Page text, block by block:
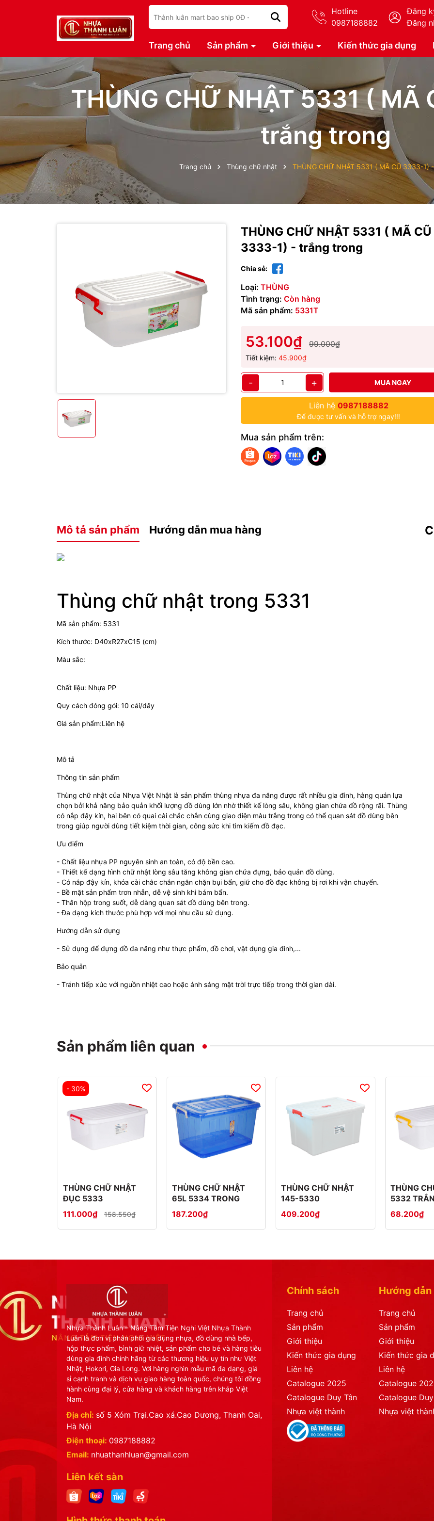
Hotline
0987188882
Đăng
Đăng
Trang chủ Sản phẩm Giới thiệu Kiến thức gia dụng
THÙNG CHỮ NHẬT 5331 ( MÃ
trắng trong
Trang chủ Thùng chữ nhật THÙNG CHỮ NHẬT 5331 ( MÃ CŨ 3333-1)
THÙNG CHỮ NHẬT 5331 ( MÃ CŨ
3333-1) - trắng trong
Chia sẻ:
Loại: THÙNG
Tình trạng: Còn hàng
Mã sản phẩm: 5331T
53.100₫ 99.000₫
Tiết kiệm: 45.900₫
- + MUA NGAY
Liên hệ 0987188882
Để được tư vấn và hỗ trợ ngay!!!
Mua sản phẩm trên:
Mô tả sản phẩm Hướng dẫn mua hàng
Thùng chữ nhật trong 5331
Mã sản phẩm: 5331
Kích thước: D40xR27xC15 (cm)
Màu sắc:
Chất liệu: Nhựa PP
Quy cách đóng gói: 10 cái/dây
Giá sản phẩm:Liên hệ
Mô tả
Thông tin sản phẩm
Thùng chữ nhật của Nhựa Việt Nhật là sản phẩm thùng nhựa đa năng được rất nhiều gia đình, hàng quán lựa
chọn bởi khả năng bảo quản khối lượng đồ dùng lớn nhờ thiết kế lòng sâu, không gian chứa đồ rộng rãi. Thùng
có nắp đậy kín, hai bên có quai cài chắc chắn cùng giao diện màu trắng trong có thể quan sát đồ dùng bên
trong giúp người dùng tiết kiệm thời gian, công sức khi tìm kiếm đồ đạc.
Ưu điểm
- Chất liệu nhựa PP nguyên sinh an toàn, có độ bền cao.
- Thiết kế dạng hình chữ nhật lòng sâu tăng không gian chứa đựng, bảo quản đồ dùng.
- Có nắp đậy kín, khóa cài chắc chắn ngăn chặn bụi bẩn, giữ cho đồ đạc không bị rơi khi vận chuyển.
- Bề mặt sản phẩm trơn nhẵn, dễ vệ sinh khi bám bẩn.
- Thân hộp trong suốt, dễ dàng quan sát đồ dùng bên trong.
- Đa dạng kích thước phù hợp với mọi nhu cầu sử dụng.
Hướng dẫn sử dụng
- Sử dụng để đựng đồ đa năng như thực phẩm, đồ chơi, vật dụng gia đình,...
Bảo quản
- Tránh tiếp xúc với nguồn nhiệt cao hoặc ánh sáng mặt trời trực tiếp trong thời gian dài.
Sản phẩm liên quan
- 30%
THÙNG CHỮ NHẬT
ĐỤC 5333
111.000₫
158.550₫
THÙNG CHỮ NHẬT
65L 5334 TRONG
187.200₫
THÙNG CHỮ NHẬT
145-5330
409.200₫
THÙNG
5332
68.200₫
Nhựa Thành Luân – Nâng Tầm Tiện Nghi Việt Nhựa Thành
Luân là đơn vị phân phối gia dụng nhựa, đồ dùng nhà bếp,
hộp thực phẩm, bình giữ nhiệt, sản phẩm cho bé và hàng tiêu
dùng gia đình chính hãng từ các thương hiệu uy tín như Việt
Nhật, Hokori, Gia Long. Với hàng nghìn mẫu mã đa dạng, giá
sỉ cạnh tranh và dịch vụ giao hàng toàn quốc, chúng tôi đồng
hành cùng đại lý, cửa hàng và khách hàng trên khắp Việt
Nam.
Địa chỉ: số 5 Xóm Trại.Cao xá.Cao Dương, Thanh Oai,
Hà Nội
Điện thoại: 0987188882
Email: nhuathanhluan@gmail.com
Liên kết sàn
Chính sách
Trang chủ
Sản phẩm
Giới thiệu
Kiến thức gia dụng
Liên hệ
Catalogue 2025
Catalogue Duy Tân
Nhựa việt thành
Hướng dẫn
Trang chủ
Sản phẩm
Giới thiệu
Kiến thức gia
Liên hệ
Catalogue
Catalogue
Nhựa việt